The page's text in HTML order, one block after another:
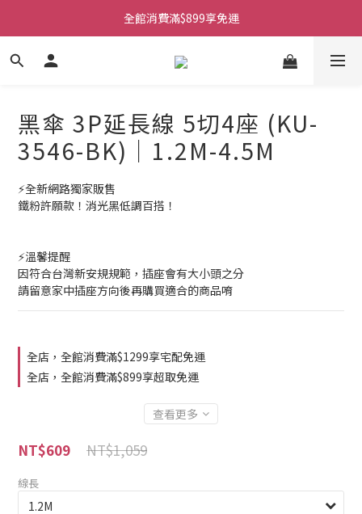
全館消費滿$899享免運
黑傘 3P延長線 5切4座 (KU-
3546-BK)｜1.2M-4.5M
⚡全新網路獨家販售
鐵粉許願款！消光黑低調百搭！
⚡溫馨提醒
因符合台灣新安規規範，插座會有大小頭之分
請留意家中插座方向後再購買適合的商品唷
全店，全館消費滿$1299享宅配免運
全店，全館消費滿$899享超取免運
查看更多
NT$1,059
NT$609
線長